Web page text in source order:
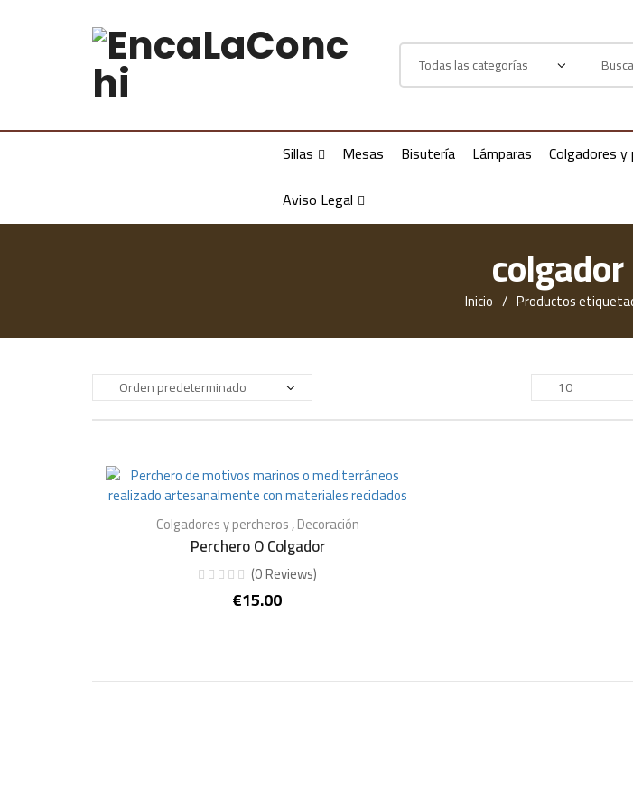
search
Sillas Mesas Bisutería Lámparas Colgadores
Aviso Legal
Inicio Productos
Colgadores y percheros,Decoración
Perchero O Colgador
(0Reviews)
€15.00